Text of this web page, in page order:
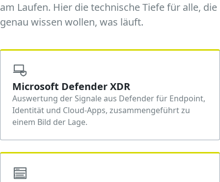
am Laufen. Hier die technische Tiefe für alle, die
genau wissen wollen, was läuft.
Microsoft Defender XDR
Auswertung der Signale aus Defender für Endpoint,
Identität und Cloud-Apps, zusammengeführt zu
einem Bild der Lage.